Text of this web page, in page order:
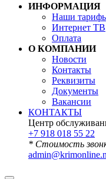
ИНФОРМАЦИЯ
Наши
Интернет ТВ
Оплата
О КОМПАНИИ
Новости
Контакты
Реквизиты
Документы
Вакансии
КОНТАКТЫ
Центр
+7 918 018 55 22
* Стоимость